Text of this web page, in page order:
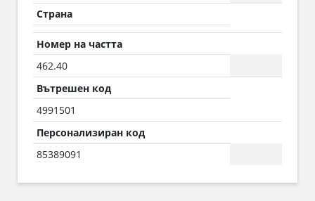
Страна
Номер на частта
462.40
Вътрешен код
4991501
Персонализиран код
85389091